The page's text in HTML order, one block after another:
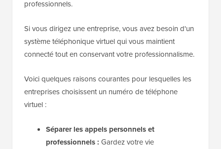
professionnels.
Si vous dirigez une entreprise, vous avez besoin d'un
système téléphonique virtuel qui vous maintient
connecté tout en conservant votre professionnalisme.
Voici quelques raisons courantes pour lesquelles les
entreprises choisissent un numéro de téléphone
virtuel :
Séparer les appels personnels et
professionnels : Gardez votre vie